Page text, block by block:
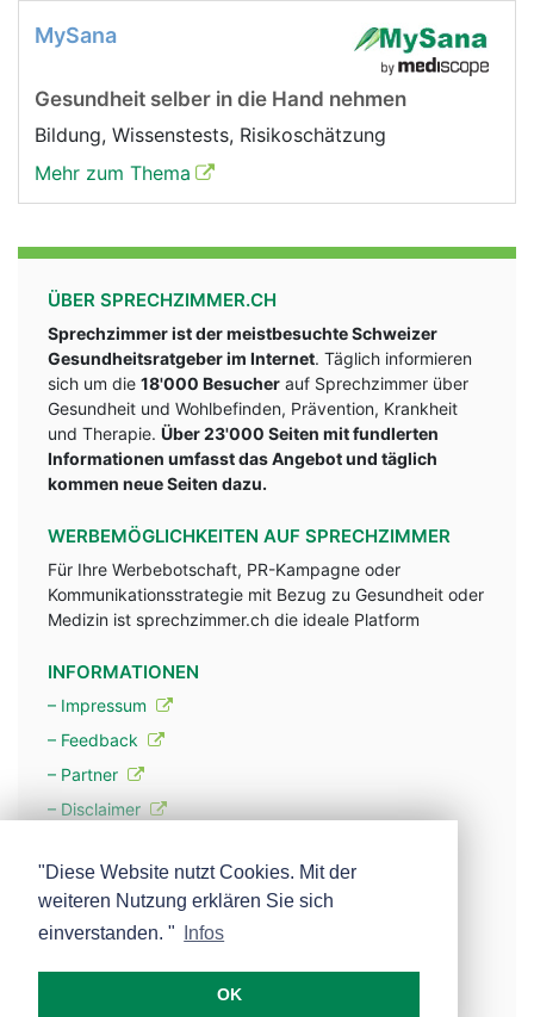
MySana
Gesundheit selber in die Hand nehmen
Bildung, Wissenstests, Risikoschätzung
Mehr zum Thema
ÜBER SPRECHZIMMER.CH
Sprechzimmer ist der meistbesuchte Schweizer
Gesundheitsratgeber im Internet. Täglich informieren
sich um die 18'000 Besucher auf Sprechzimmer über
Gesundheit und Wohlbefinden, Prävention, Krankheit
und Therapie. Über 23'000 Seiten mit fundlerten
Informationen umfasst das Angebot und täglich
kommen neue Seiten dazu.
WERBEMÖGLICHKEITEN AUF SPRECHZIMMER
Für Ihre Werbebotschaft, PR-Kampagne oder
Kommunikationsstrategie mit Bezug zu Gesundheit oder
Medizin ist sprechzimmer.ch die ideale Platform
INFORMATIONEN
– Impressum
– Feedback
– Partner
– Disclaimer
– Werbung
– Mehr über unsere Experten
"Diese Website nutzt Cookies. Mit der
weiteren Nutzung erklären Sie sich
einverstanden. "
Infos
OK